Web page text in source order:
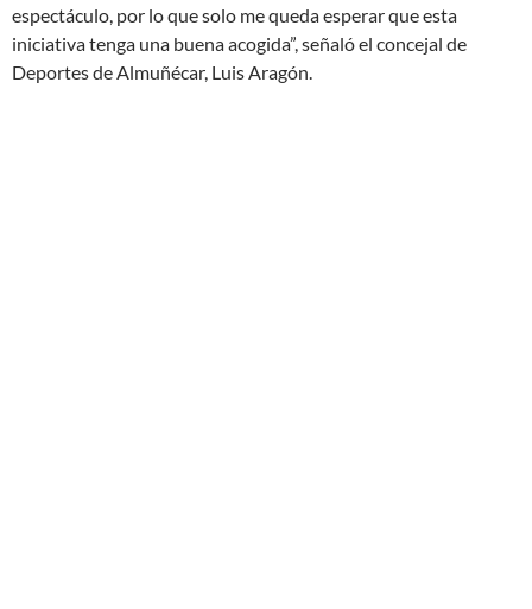
espectáculo, por lo que solo me queda esperar que esta
iniciativa tenga una buena acogida”, señaló el concejal de
Deportes de Almuñécar, Luis Aragón.